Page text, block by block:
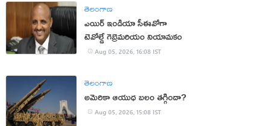
తెలంగాణ
ఎయిర్ ఇండియా సీఈవోగా
టెవోల్డే గెబ్రెమరియం నియామకం
Aug 05, 2026, 16:08 IST
తెలంగాణ
అమెరికా ఆయుధ బలం తగ్గిందా?
Aug 05, 2026, 15:08 IST